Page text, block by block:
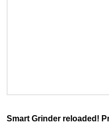
Smart Grinder reloaded!